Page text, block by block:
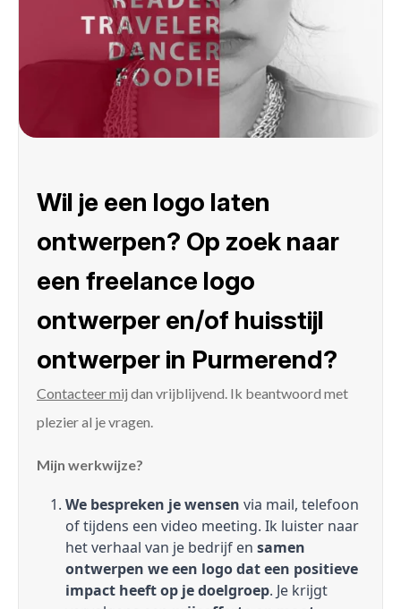
Wil je een logo laten
ontwerpen? Op zoek naar
een freelance logo
ontwerper en/of huisstijl
ontwerper in Purmerend?
Contacteer mij dan vrijblijvend. Ik beantwoord met
plezier al je vragen.
Mijn werkwijze?
We bespreken je wensen via mail, telefoon
of tijdens een video meeting. Ik luister naar
het verhaal van je bedrijf en samen
ontwerpen we een logo dat een positieve
impact heeft op je doelgroep. Je krijgt